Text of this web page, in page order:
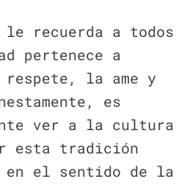
le recuerda a todos
pertenece a
la ame y
es
ver a la cultura
esta tradición
en el sentido de la